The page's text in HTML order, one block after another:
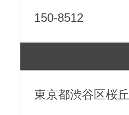
メール配信シス
得に！
ドメインでお小遣
ドメインパー
メンテナンスと障
メンテナンス
150-8512
東京都渋谷区桜